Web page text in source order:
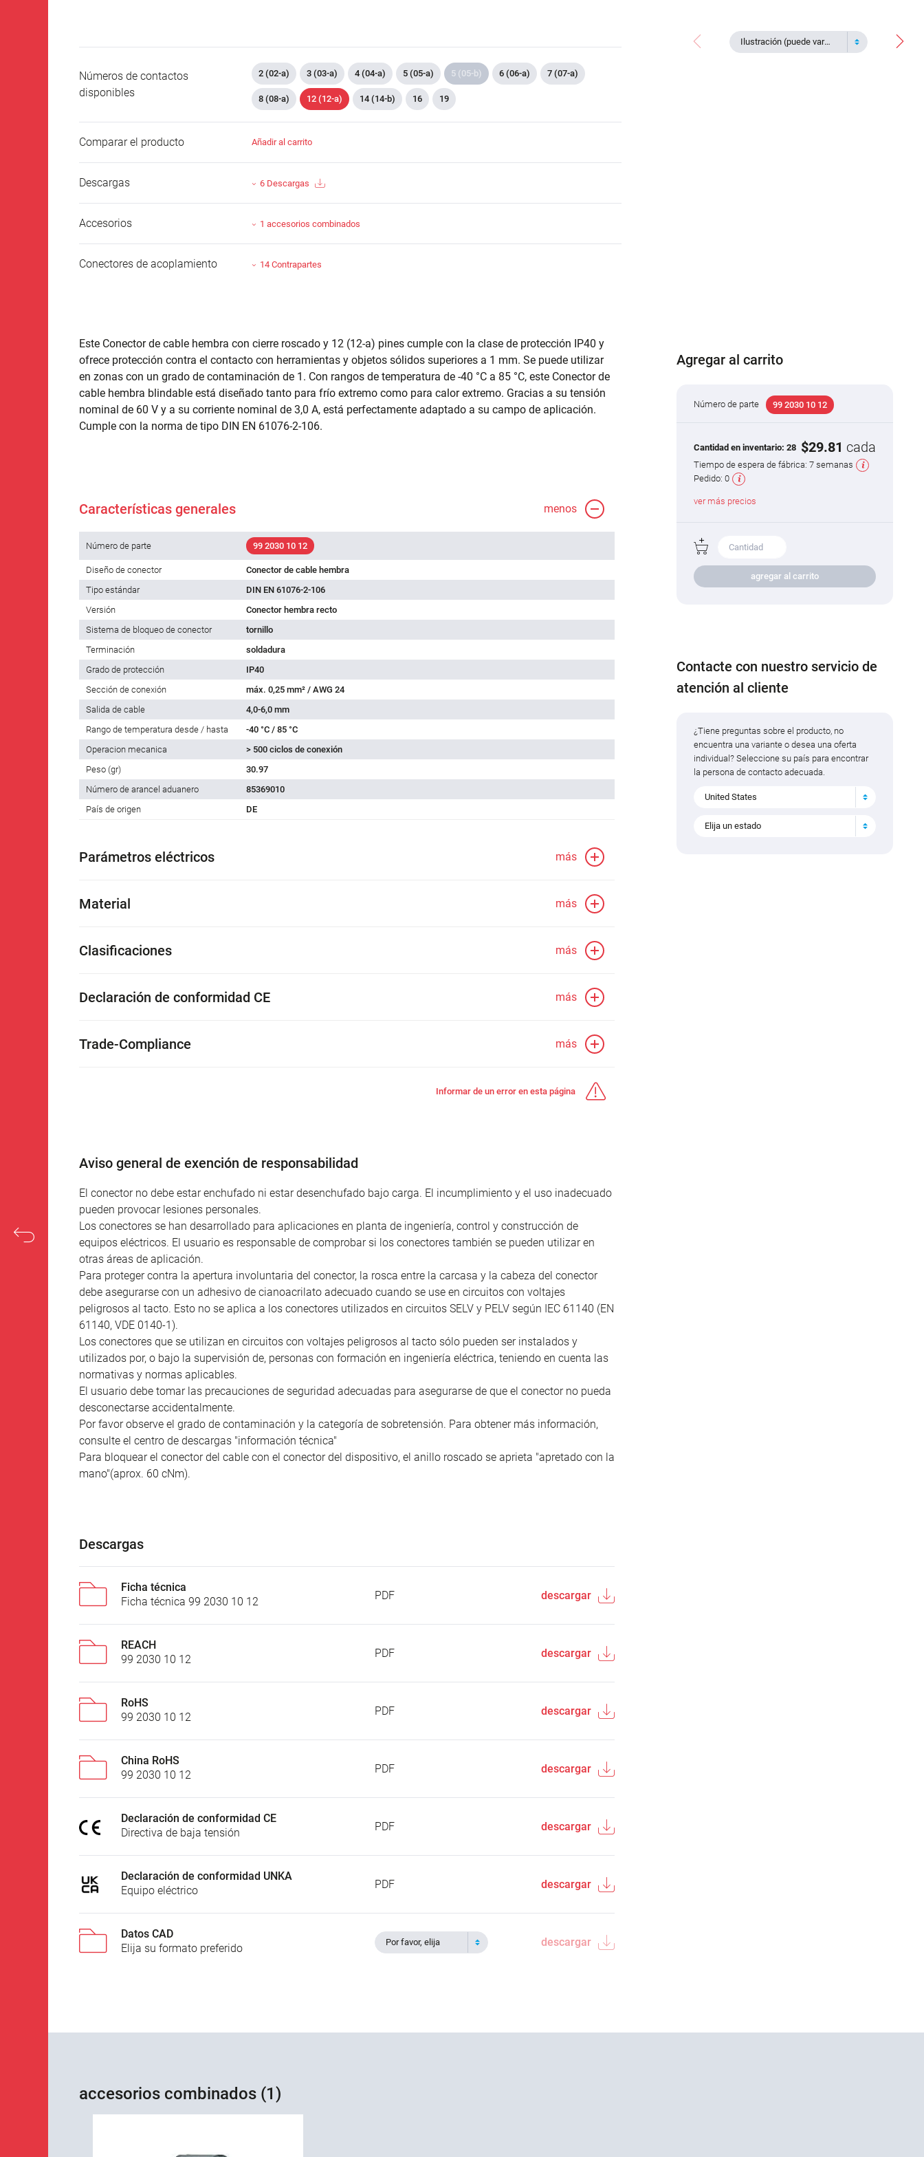
Ilustración (puede variar)
Números de contactos
disponibles
2 (02-a) 3 (03-a) 4 (04-a) 5 (05-a) 5 (05-b) 6 (06-a) 7 (07-a)
8 (08-a) 12 (12-a) 14 (14-b) 16 19
Comparar el producto Añadir al carrito
Descargas 6 Descargas
Accesorios 1 accesorios combinados
Conectores de acoplamiento 14 Contrapartes
Este Conector de cable hembra con cierre roscado y 12 (12-a) pines cumple con la clase de protección IP40 y
ofrece protección contra el contacto con herramientas y objetos sólidos superiores a 1 mm. Se puede utilizar
en zonas con un grado de contaminación de 1. Con rangos de temperatura de -40 °C a 85 °C, este Conector de
cable hembra blindable está diseñado tanto para frío extremo como para calor extremo. Gracias a su tensión
nominal de 60 V y a su corriente nominal de 3,0 A, está perfectamente adaptado a su campo de aplicación.
Cumple con la norma de tipo DIN EN 61076-2-106.
Características generales menos
Número de parte 99 2030 10 12
Diseño de conector
Conector de cable hembra
Tipo estándar
DIN EN 61076-2-106
Versión
Conector hembra recto
Sistema de bloqueo de conector
tornillo
Terminación
soldadura
Grado de protección
IP40
Sección de conexión
máx. 0,25 mm² / AWG 24
Salida de cable
4,0-6,0 mm
Rango de temperatura desde / hasta
-40 °C / 85 °C
Operacion mecanica
> 500 ciclos de conexión
Peso (gr)
30.97
Número de arancel aduanero
85369010
País de origen
DE
Parámetros eléctricos más
Material más
Clasificaciones más
Declaración de conformidad CE más
Trade-Compliance más
Informar de un error en esta página
Aviso general de exención de responsabilidad
El conector no debe estar enchufado ni estar desenchufado bajo carga. El incumplimiento y el uso inadecuado
pueden provocar lesiones personales.
Los conectores se han desarrollado para aplicaciones en planta de ingeniería, control y construcción de
equipos eléctricos. El usuario es responsable de comprobar si los conectores también se pueden utilizar en
otras áreas de aplicación.
Para proteger contra la apertura involuntaria del conector, la rosca entre la carcasa y la cabeza del conector
debe asegurarse con un adhesivo de cianoacrilato adecuado cuando se use en circuitos con voltajes
peligrosos al tacto. Esto no se aplica a los conectores utilizados en circuitos SELV y PELV según IEC 61140 (EN
61140, VDE 0140-1).
Los conectores que se utilizan en circuitos con voltajes peligrosos al tacto sólo pueden ser instalados y
utilizados por, o bajo la supervisión de, personas con formación en ingeniería eléctrica, teniendo en cuenta las
normativas y normas aplicables.
El usuario debe tomar las precauciones de seguridad adecuadas para asegurarse de que el conector no pueda
desconectarse accidentalmente.
Por favor observe el grado de contaminación y la categoría de sobretensión. Para obtener más información,
consulte el centro de descargas "información técnica"
Para bloquear el conector del cable con el conector del dispositivo, el anillo roscado se aprieta "apretado con la
mano"(aprox. 60 cNm).
Descargas
Ficha técnica
Ficha técnica 99 2030 10 12
PDF descargar
REACH
99 2030 10 12
PDF descargar
RoHS
99 2030 10 12
PDF descargar
China RoHS
99 2030 10 12
PDF descargar
Declaración de conformidad CE
Directiva de baja tensión
PDF descargar
Declaración de conformidad UNKA
Equipo eléctrico
PDF descargar
Datos CAD
Elija su formato preferido
Por favor, elija descargar
Agregar al carrito
Número de parte 99 2030 10 12
Cantidad en inventario:28 $29.81 cada
Tiempo de espera de fábrica:7 semanas
Pedido:0
ver más precios
agregar al carrito
Contacte con nuestro servicio de
atención al cliente
¿Tiene preguntas sobre el producto, no
encuentra una variante o desea una oferta
individual? Seleccione su país para encontrar
la persona de contacto adecuada.
United States
Elija un estado
accesorios combinados (1)